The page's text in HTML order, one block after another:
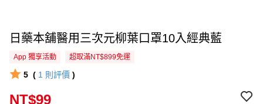
日藥本舖醫用三次元柳葉口罩10入經典藍
App 獨享活動 超取滿NT$899免運
5 ( 1 則評價 )
NT$99